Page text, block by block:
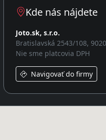
Kde nás nájdete
Joto.sk, s.r.o.
Bratislavská 2543/108,
Nie sme platcovia DPH
Navigovať do firmy